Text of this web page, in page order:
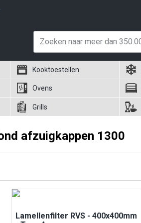
Kooktoestellen
Ovens
Grills
afzuigkappen 1300
Lamellenfilter RVS - 400x400mm